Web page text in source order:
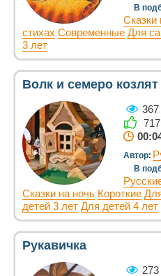
В
Сказки
стихах Современные Для
3 лет
Волк и семеро козлят
367
717
Автор:
В
Сказки на ночь Короткие
детей 3 лет Для детей 4 лет
Рукавичка